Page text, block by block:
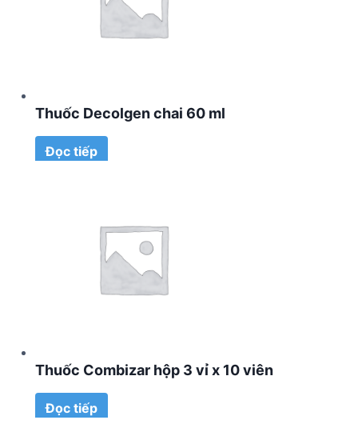
Thuốc Decolgen chai 60 ml
Đọc tiếp
Thuốc Combizar hộp 3 vỉ x 10 viên
Đọc tiếp